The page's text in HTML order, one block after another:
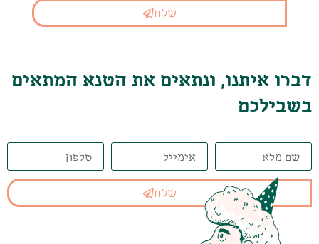
שלח
דברו איתנו, ונתאים את הטנא המתאים
בשבילכם
שלח